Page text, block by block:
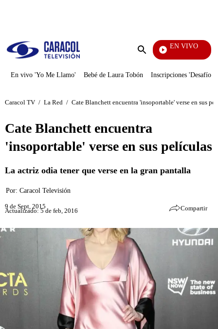
Enviar
EN VIVO
La Finca De Hoy
En vivo 'Yo Me Llamo' Bebé de Laura Tobón Inscripciones 'Desafío'
Caracol TV / La Red / Cate Blanchett encuentra 'insoportable' verse en sus
Cate Blanchett encuentra
'insoportable' verse en sus películas
La actriz odia tener que verse en la gran pantalla
Por: Caracol Televisión
9 de Sept, 2015
Actualizado: 5 de feb, 2016 Compartir